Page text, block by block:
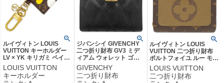
ルイヴィトン LOUIS
VUITTON キーホルダー
LV × YK キリガミ ペイン
ティッド ドット モノグ
ラムキャンバス メタル
マルチカラー×モノグラ
LOUIS VUITTON
キーホルダー
ジバンシイ GIVENCHY
二つ折り財布 GV3 ミデ
ィアム ウォレット ゴー
トレザー ブラック ゴー
ルド金具 黒 コンパクト
ダイヤモンドキルト
GIVENCHY
二つ折り財布
ルイヴィトン LOUIS
VUITTON 二つ折り財布
ポルトフォイユ ルー モノ
グラムキャンバス モノグ
ラムリバースキャンバス
モノグラムリバース ゴー
LOUIS VUITTON
二つ折り財布